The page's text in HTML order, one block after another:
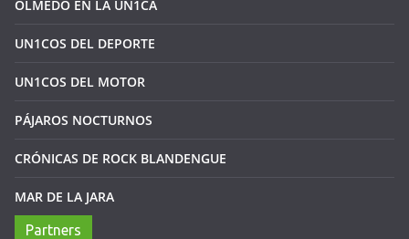
OLMEDO EN LA UN1CA
UN1COS DEL DEPORTE
UN1COS DEL MOTOR
PÁJAROS NOCTURNOS
CRÓNICAS DE ROCK BLANDENGUE
MAR DE LA JARA
Partners